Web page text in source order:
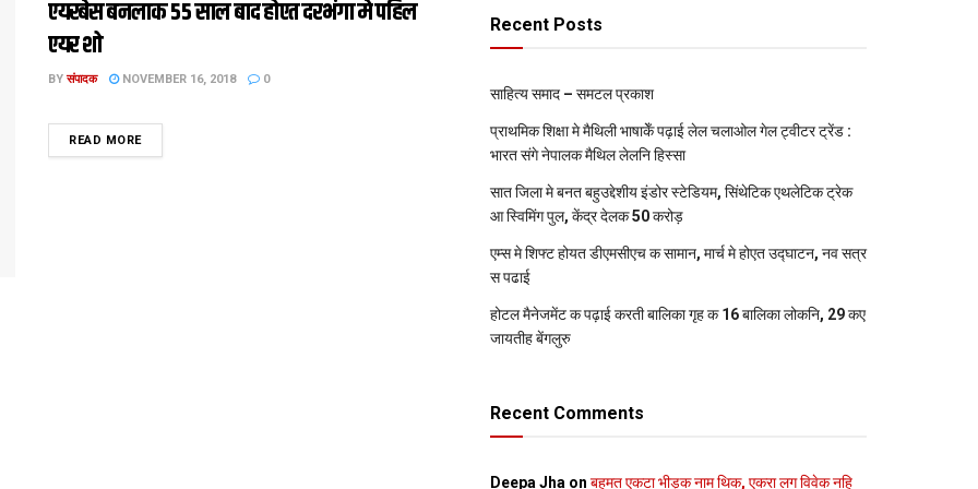
एयरबेस बनलाक 55 साल बाद होएत दरभंगा मे पहिल
एयर शो
BY संपादक NOVEMBER 16, 2018 0
READ MOREDETAILS
Recent Posts
साहित्य समाद – समटल प्रकाश
प्राथमिक शि‍क्षा मे मैथि‍ली भाषाकेँ पढ़ाई लेल चलाओल गेल ट्वीटर ट्रेंड :
भारत संगे नेपालक मैथिल लेलनि हिस्सा
सात जिला मे बनत बहुउद्देशीय इंडोर स्‍टेडि‍यम, सिंथेटिक एथलेटिक ट्रेक
आ स्विमिंग पुल, केंद्र देलक 50 करोड़
एम्स मे शिफ्ट होयत डीएमसीएच क सामान, मार्च मे होएत उद्घाटन, नव सत्र
स पढाई
होटल मैनेजमेंट क पढ़ाई करती बालिका गृह क 16 बालिका लोकनि, 29 कए
जायतीह बेंगलुरु
Recent Comments
Deepa Jha on बहुमत एकटा भीड़क नाम थिक, एकरा लग विवेक नहि